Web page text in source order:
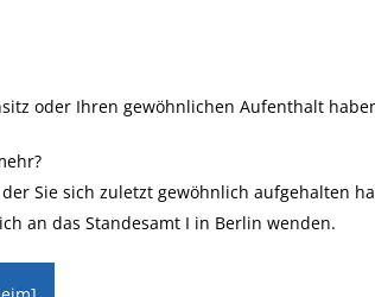
oder Ihren gewöhnlichen Aufenthalt
Sie sich zuletzt gewöhnlich aufgehalten
an das Standesamt I in Berlin wenden.